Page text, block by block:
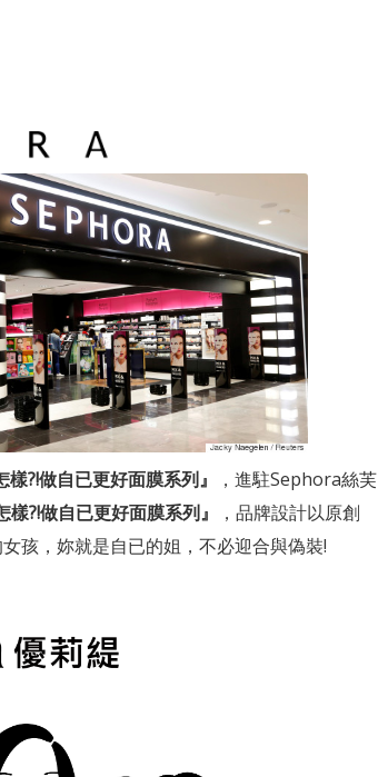
樣?!做自已更好面膜系列』
，進駐Sephora絲芙
樣?!做自已更好面膜系列』
，品牌設計以原創
孩，妳就是自已的姐，不必迎合與偽裝!